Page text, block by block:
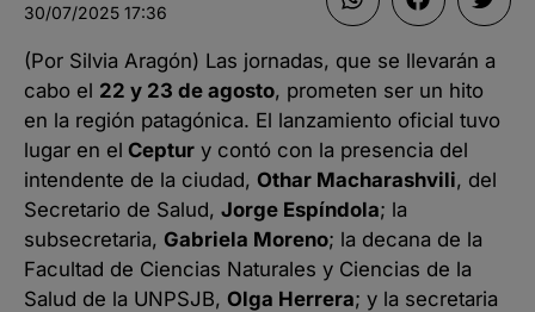
30/07/2025 17:36
(Por Silvia Aragón) Las jornadas, que se llevarán a
cabo el 22 y 23 de agosto, prometen ser un hito
en la región patagónica. El lanzamiento oficial tuvo
lugar en el Ceptur y contó con la presencia del
intendente de la ciudad, Othar Macharashvili, del
Secretario de Salud, Jorge Espíndola; la
subsecretaria, Gabriela Moreno; la decana de la
Facultad de Ciencias Naturales y Ciencias de la
Salud de la UNPSJB, Olga Herrera; y la secretaria